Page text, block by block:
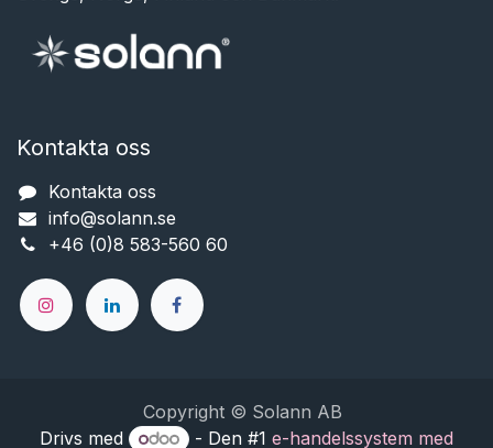
Kontakta oss
Kontakta oss
info@solann.se​​​​​​
+46 (0)8 583-560 60
Copyright © Solann AB
Drivs med
- Den #1 e-handelssystem med